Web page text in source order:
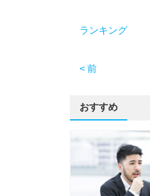
ランキング
< 前
おすすめ